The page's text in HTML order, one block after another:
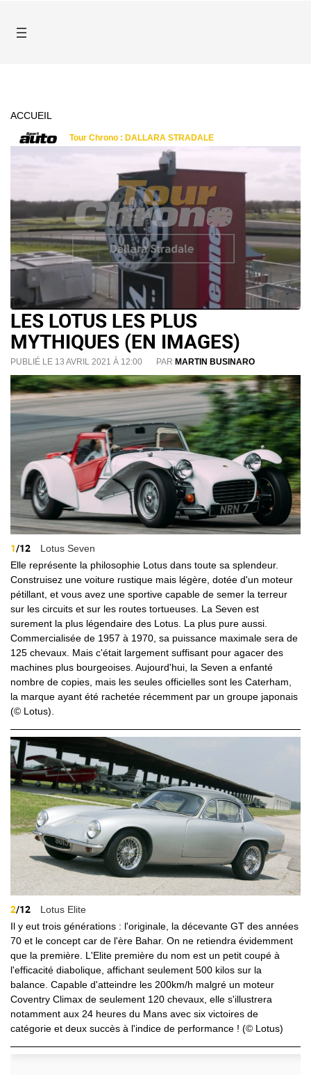
ACCUEIL
LES LOTUS LES PLUS
MYTHIQUES (EN IMAGES)
PUBLIÉ LE 13 AVRIL 2021 À 12:00 PAR MARTIN BUSINARO
1/12
Lotus Seven
Elle représente la philosophie Lotus dans toute sa splendeur.
Construisez une voiture rustique mais légère, dotée d'un moteur
pétillant, et vous avez une sportive capable de semer la terreur
sur les circuits et sur les routes tortueuses. La Seven est
surement la plus légendaire des Lotus. La plus pure aussi.
Commercialisée de 1957 à 1970, sa puissance maximale sera de
125 chevaux. Mais c'était largement suffisant pour agacer des
machines plus bourgeoises. Aujourd'hui, la Seven a enfanté
nombre de copies, mais les seules officielles sont les Caterham,
la marque ayant été rachetée récemment par un groupe japonais
(© Lotus).
2/12
Lotus Elite
Il y eut trois générations : l'originale, la décevante GT des années
70 et le concept car de l'ère Bahar. On ne retiendra évidemment
que la première. L'Elite première du nom est un petit coupé à
l'efficacité diabolique, affichant seulement 500 kilos sur la
balance. Capable d'atteindre les 200km/h malgré un moteur
Coventry Climax de seulement 120 chevaux, elle s'illustrera
notamment aux 24 heures du Mans avec six victoires de
catégorie et deux succès à l'indice de performance ! (© Lotus)